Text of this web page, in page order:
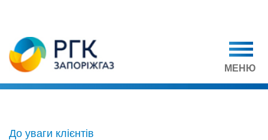
МЕНЮ
До уваги клієнтів